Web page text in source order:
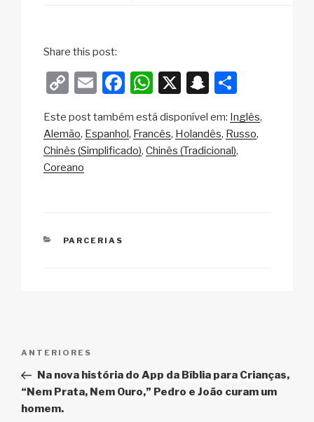
Share this post:
C
p
y
Li
E
ail
F
c
e
W
at
s
X
S
a
p
ar
e
Este post também está disponível em: Inglês
Alemão Espanhol Francês Holandês Russo
Chinês (Simplificado) Chinês (Tradicional)
Coreano
CATEGORIAS
PARCERIAS
Post
Post
anterior
ANTERIORES
Na nova história do App da Bíblia para Crianças,
“Nem Prata, Nem Ouro,” Pedro e João curam um
homem.